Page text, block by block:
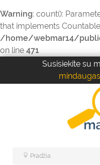
Warning: count():
that implements
/home/webmar14/
on line 471
Susisiekite su
Pradžia